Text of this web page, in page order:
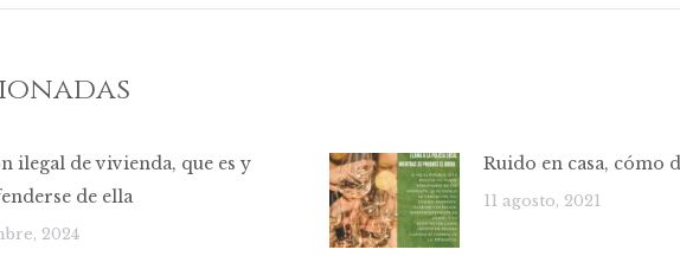
ilegal de vivienda, que es y
de ella
2024
Ruido en casa, cómo
11 agosto, 2021